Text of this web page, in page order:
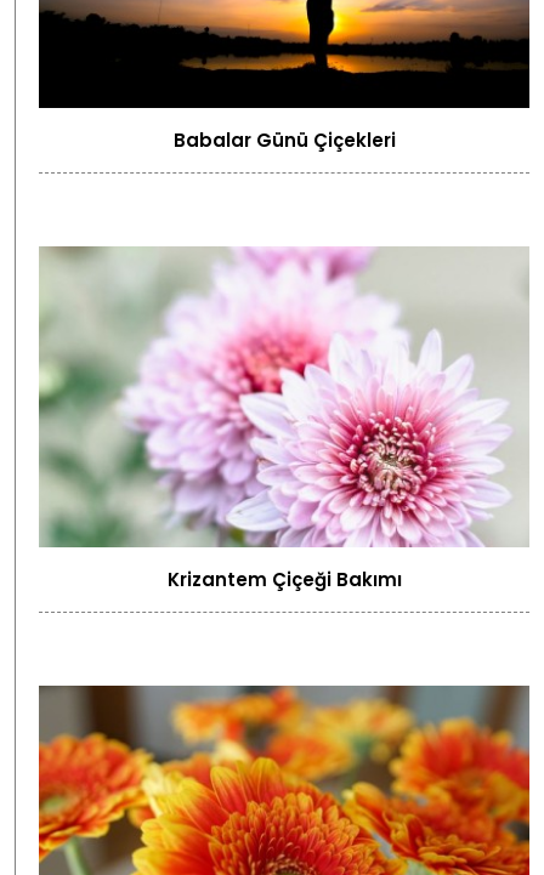
Babalar Günü Çiçekleri
Krizantem Çiçeği Bakımı